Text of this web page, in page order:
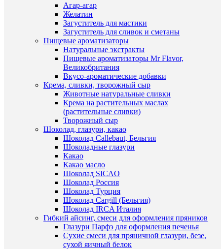
Агар-агар
Желатин
Загуститель для мастики
Загуститель для сливок и сметаны
Пищевые ароматизаторы
Натуральные экстракты
Пищевые ароматизаторы Mr Flavor,
Великобритания
Вкусо-ароматические добавки
Крема, сливки, творожный сыр
Животные натуральные сливки
Крема на растительных маслах
(растительные сливки)
Творожный сыр
Шоколад, глазури, какао
Шоколад Callebaut, Бельгия
Шоколадные глазури
Какао
Какао масло
Шоколад SICAO
Шоколад Россия
Шоколад Турция
Шоколад Cargill (Бельгия)
Шоколад IRCA Италия
Гибкий айсинг, смеси для оформления пряников
Глазури Парфэ для оформления печенья
Сухие смеси для пряничной глазури, безе,
сухой яичный белок
В
корзину
Купить